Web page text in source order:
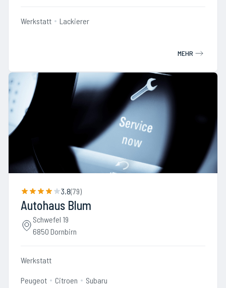
Werkstatt Lackierer
MEHR
3.8(79)
Autohaus Blum
Schwefel 19
6850 Dornbirn
Werkstatt
Peugeot Citroen Subaru